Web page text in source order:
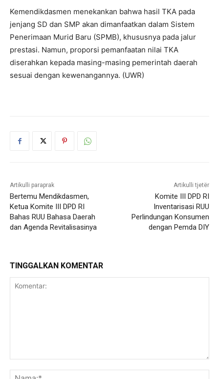
Kemendikdasmen menekankan bahwa hasil TKA pada
jenjang SD dan SMP akan dimanfaatkan dalam Sistem
Penerimaan Murid Baru (SPMB), khususnya pada jalur
prestasi. Namun, proporsi pemanfaatan nilai TKA
diserahkan kepada masing-masing pemerintah daerah
sesuai dengan kewenangannya. (UWR)
Artikulli paraprak
Bertemu Mendikdasmen,
Ketua Komite III DPD RI
Bahas RUU Bahasa Daerah
dan Agenda Revitalisasinya
Artikulli tjetër
Komite III DPD RI
Inventarisasi RUU
Perlindungan Konsumen
dengan Pemda DIY
TINGGALKAN KOMENTAR